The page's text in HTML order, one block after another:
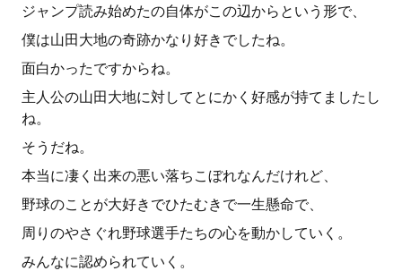
ジャンプ読み始めたの自体がこの辺からという形で、
僕は山田大地の奇跡かなり好きでしたね。
面白かったですからね。
主人公の山田大地に対してとにかく好感が持てましたし
ね。
そうだね。
本当に凄く出来の悪い落ちこぼれなんだけれど、
野球のことが大好きでひたむきで一生懸命で、
周りのやさぐれ野球選手たちの心を動かしていく。
みんなに認められていく。